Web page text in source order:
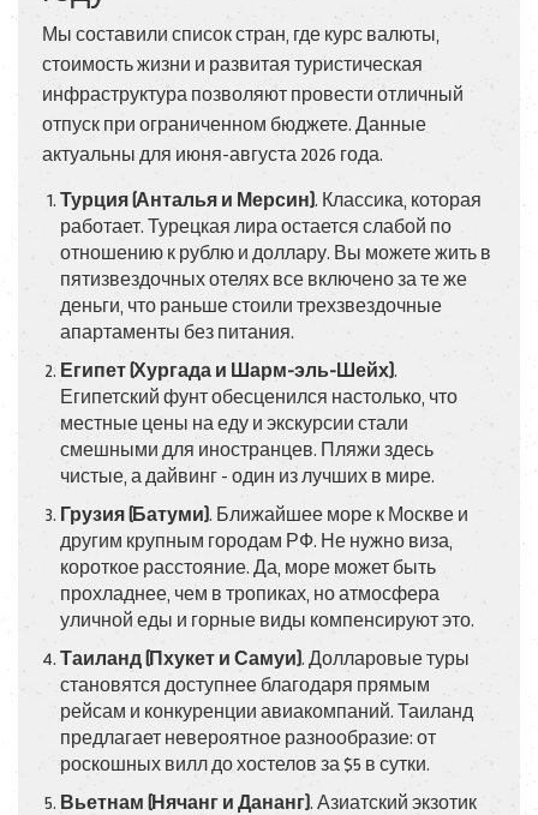
Мы составили список стран, где курс валюты,
стоимость жизни и развитая туристическая
инфраструктура позволяют провести отличный
отпуск при ограниченном бюджете. Данные
актуальны для июня-августа 2026 года.
Турция (Анталья и Мерсин). Классика, которая
работает. Турецкая лира остается слабой по
отношению к рублю и доллару. Вы можете жить в
пятизвездочных отелях все включено за те же
деньги, что раньше стоили трехзвездочные
апартаменты без питания.
Египет (Хургада и Шарм-эль-Шейх).
Египетский фунт обесценился настолько, что
местные цены на еду и экскурсии стали
смешными для иностранцев. Пляжи здесь
чистые, а дайвинг - один из лучших в мире.
Грузия (Батуми). Ближайшее море к Москве и
другим крупным городам РФ. Не нужно виза,
короткое расстояние. Да, море может быть
прохладнее, чем в тропиках, но атмосфера
уличной еды и горные виды компенсируют это.
Таиланд (Пхукет и Самуи). Долларовые туры
становятся доступнее благодаря прямым
рейсам и конкуренции авиакомпаний. Таиланд
предлагает невероятное разнообразие: от
роскошных вилл до хостелов за $5 в сутки.
Вьетнам (Нячанг и Дананг). Азиатский экзотик